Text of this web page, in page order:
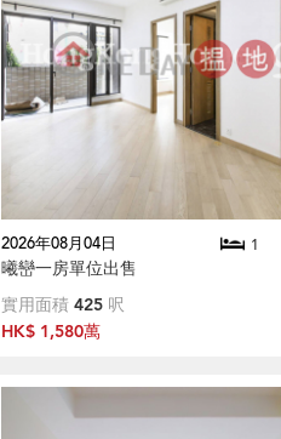
2026年08月04日 1
曦巒一房單位出售
實用面積 425 呎
HK$ 1,580萬